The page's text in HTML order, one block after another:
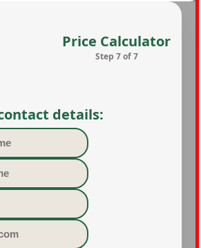
Step 7 of 7
details: